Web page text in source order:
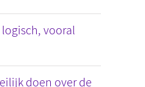
vooral
doen over de